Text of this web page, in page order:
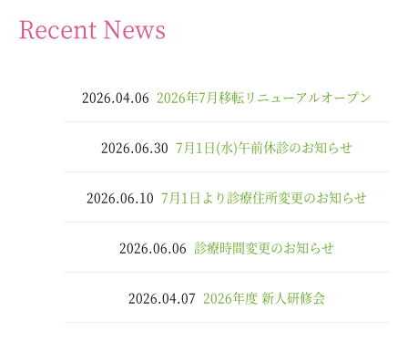
Recent News
2026.04.06 2026年7月移転リニューアルオープン
2026.06.30 7月1日(水)午前休診のお知らせ
2026.06.10 7月1日より診療住所変更のお知らせ
2026.06.06 診療時間変更のお知らせ
2026.04.07 2026年度 新人研修会